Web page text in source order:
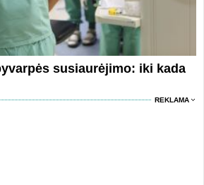
susiaurėjimo: iki kada
REKLAMA